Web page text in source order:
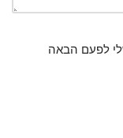
לפעם הבאה